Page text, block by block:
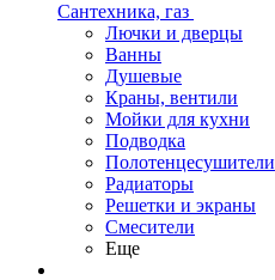
Сантехника, газ
Лючки и дверцы
Ванны
Душевые
Краны, вентили
Мойки для кухни
Подводка
Полотенцесушители
Радиаторы
Решетки и экраны
Смесители
Еще